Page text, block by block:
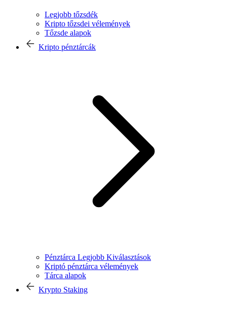
Legjobb tőzsdék
Kripto tőzsdei vélemények
Tőzsde alapok
Kripto pénztárcák
Pénztárca Legjobb Kiválasztások
Kriptó pénztárca vélemények
Tárca alapok
Krypto Staking